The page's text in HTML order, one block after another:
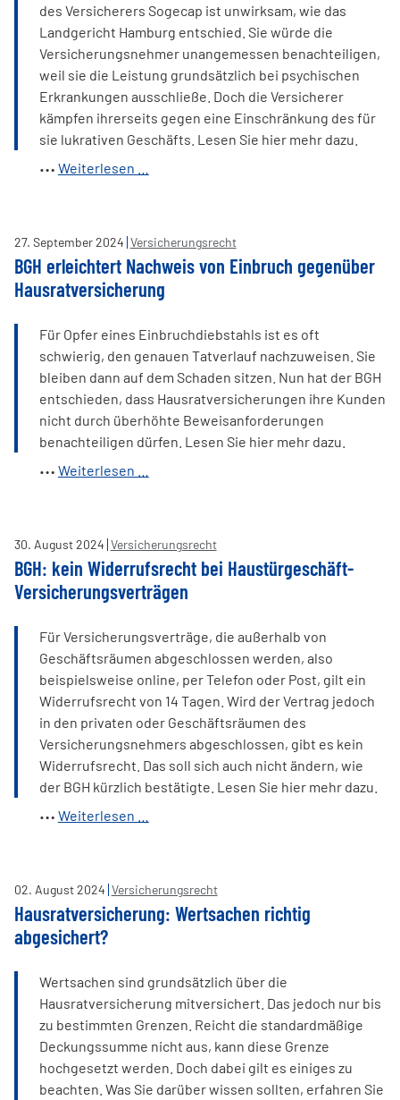
des Versicherers Sogecap ist unwirksam, wie das
Landgericht Hamburg entschied. Sie würde die
Versicherungsnehmer unangemessen benachteiligen,
weil sie die Leistung grundsätzlich bei psychischen
Erkrankungen ausschließe. Doch die Versicherer
kämpfen ihrerseits gegen eine Einschränkung des für
sie lukrativen Geschäfts. Lesen Sie hier mehr dazu.
Weiterlesen …
zu
psychischen
Erkrankungen
27. September2024 Versicherungsrecht
BGH erleichtert Nachweis von Einbruch gegenüber
Hausratversicherung
Für Opfer eines Einbruchdiebstahls ist es oft
schwierig, den genauen Tatverlauf nachzuweisen. Sie
bleiben dann auf dem Schaden sitzen. Nun hat der BGH
entschieden, dass Hausratversicherungen ihre Kunden
nicht durch überhöhte Beweisanforderungen
benachteiligen dürfen. Lesen Sie hier mehr dazu.
Weiterlesen …
Einbruch
gegenüber
Hausratversicherung
30. August2024 Versicherungsrecht
BGH: kein Widerrufsrecht bei Haustürgeschäft-
Versicherungsverträgen
Für Versicherungsverträge, die außerhalb von
Geschäftsräumen abgeschlossen werden, also
beispielsweise online, per Telefon oder Post, gilt ein
Widerrufsrecht von 14 Tagen. Wird der Vertrag jedoch
in den privaten oder Geschäftsräumen des
Versicherungsnehmers abgeschlossen, gibt es kein
Widerrufsrecht. Das soll sich auch nicht ändern, wie
der BGH kürzlich bestätigte. Lesen Sie hier mehr dazu.
Weiterlesen …
Haustürgeschäft-
Versicherungsverträgen
02. August2024 Versicherungsrecht
Hausratversicherung: Wertsachen richtig
abgesichert?
Wertsachen sind grundsätzlich über die
Hausratversicherung mitversichert. Das jedoch nur bis
zu bestimmten Grenzen. Reicht die standardmäßige
Deckungssumme nicht aus, kann diese Grenze
hochgesetzt werden. Doch dabei gilt es einiges zu
beachten. Was Sie darüber wissen sollten, erfahren Sie